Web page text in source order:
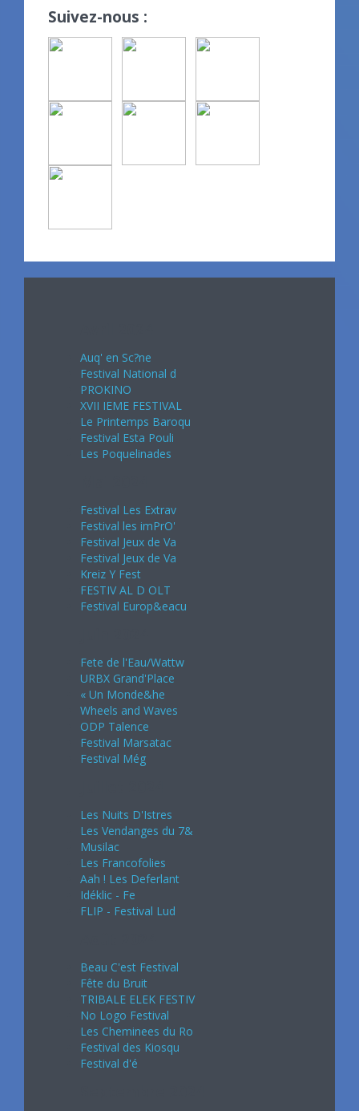
Suivez-nous :
Auq' en Sc?ne
Festival National d
PROKINO
XVII IEME FESTIVAL
Le Printemps Baroqu
Festival Esta Pouli
Les Poquelinades
Festival Les Extrav
Festival les imPrO'
Festival Jeux de Va
Festival Jeux de Va
Kreiz Y Fest
FESTIV AL D OLT
Festival Europ&eacu
Fete de l'Eau/Wattw
URBX Grand'Place
« Un Monde&he
Wheels and Waves
ODP Talence
Festival Marsatac
Festival Még
Les Nuits D'Istres
Les Vendanges du 7&
Musilac
Les Francofolies
Aah ! Les Deferlant
Idéklic - Fe
FLIP - Festival Lud
Beau C'est Festival
Fête du Bruit
TRIBALE ELEK FESTIV
No Logo Festival
Les Cheminees du Ro
Festival des Kiosqu
Festival d'é